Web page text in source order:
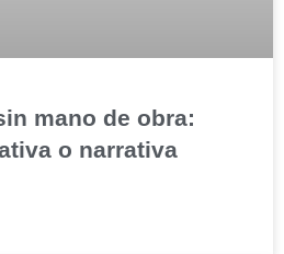
mano de obra:
o narrativa